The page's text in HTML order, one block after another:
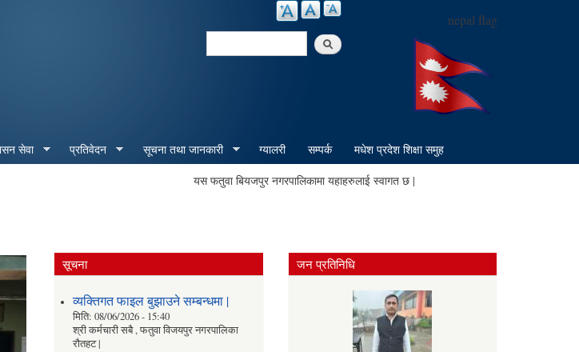
nepal flag
Search
सेवा प्रतिवेदन सूचना तथा जानकारी ग्यालरी सम्पर्क मधेश प्रदेश शिक्षा समुह
यस फतुवा बियजपुर नगरपालिकामा यहाहरुलाई स्वागत छ |
सूचना
व्यक्तिगत फाइल बुझाउने सम्बन्धमा |
मिति: 08/06/2026 - 15:40
श्री कर्मचारी सबै , फतुवा विजयपुर नगरपालिका
रौतहट |
जन प्रतिनिधि